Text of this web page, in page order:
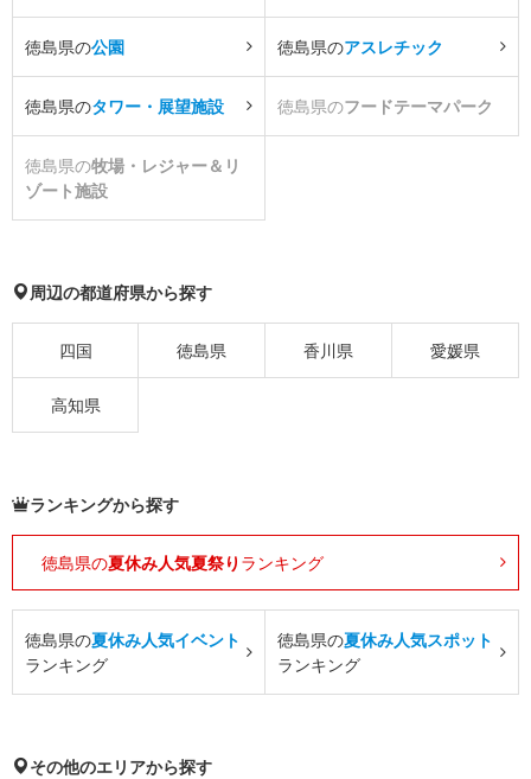
徳島県の公園 徳島県のアスレチック
徳島県のタワー・展望施設 徳島県のフードテーマパーク
徳島県の牧場・レジャー＆リ
ゾート施設
周辺の都道府県から探す
四国 徳島県 香川県 愛媛県
高知県
ランキングから探す
徳島県の夏休み人気夏祭り ランキング
徳島県の夏休み人気イベント
ランキング
徳島県の夏休み人気スポット
ランキング
その他のエリアから探す